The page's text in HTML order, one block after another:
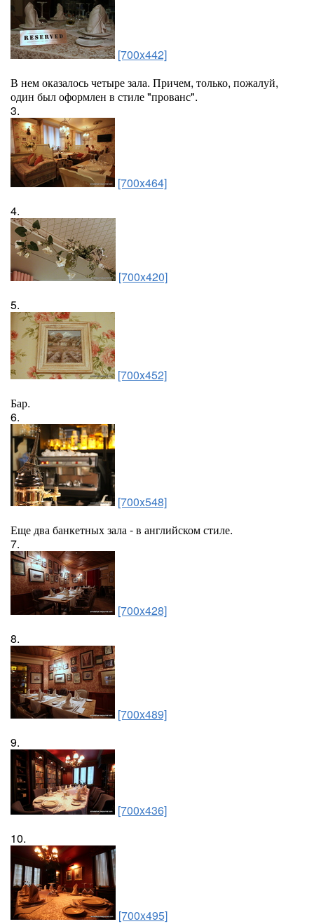
[700x442]
В нем оказалось четыре зала. Причем, только, пожалуй,
один был оформлен в стиле "прованс".
3.
[700x464]
4.
[700x420]
5.
[700x452]
Бар.
6.
[700x548]
Еще два банкетных зала - в английском стиле.
7.
[700x428]
8.
[700x489]
9.
[700x436]
10.
[700x495]